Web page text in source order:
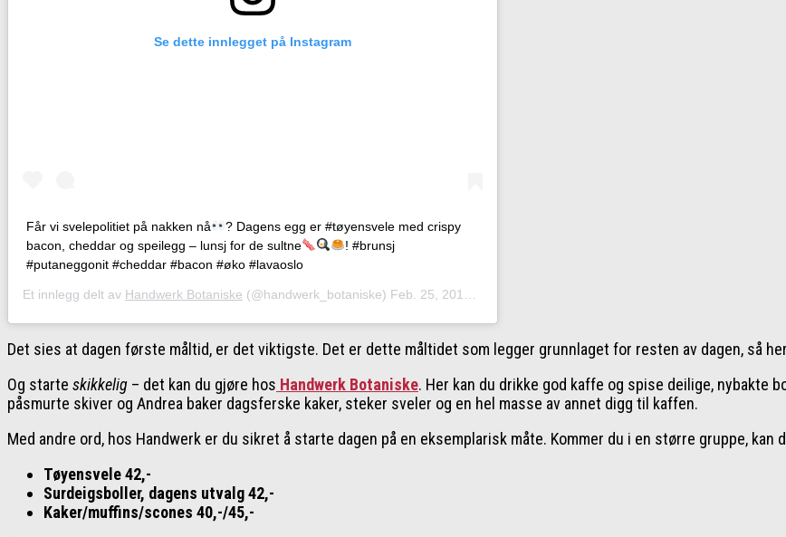
Se dette innlegget på Instagram
Får vi svelepolitiet på nakken nå
? Dagens egg er #tøyensvele med crispy
bacon, cheddar og speilegg – lunsj for de sultne
! #brunsj
#putaneggonit #cheddar #bacon #øko #lavaoslo
Et innlegg delt av Handwerk Botaniske (@handwerk_botaniske) Feb. 25, 2018 kl. 4:20 PST
Det sies at dagen første måltid, er det viktigste. Det er dette måltidet som legger grunnlaget for resten av dagen, så
Og starte skikkelig – det kan du gjøre hos Handwerk Botaniske. Her kan du drikke god kaffe og spise deilige, nybakte
påsmurte skiver og Andrea baker dagsferske kaker, steker sveler og en hel masse av annet digg til kaffen.
Med andre ord, hos Handwerk er du sikret å starte dagen på en eksemplarisk måte. Kommer du i en større gruppe,
Tøyensvele 42,-
Surdeigsboller, dagens utvalg 42,-
Kaker/muffins/scones 40,-/45,-